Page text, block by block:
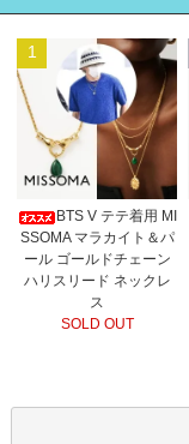
1
BTS V テテ着用 MI
SSOMA マラカイト＆パ
ール ゴールドチェーン
ハリスリード ネックレ
ス
SOLD OUT